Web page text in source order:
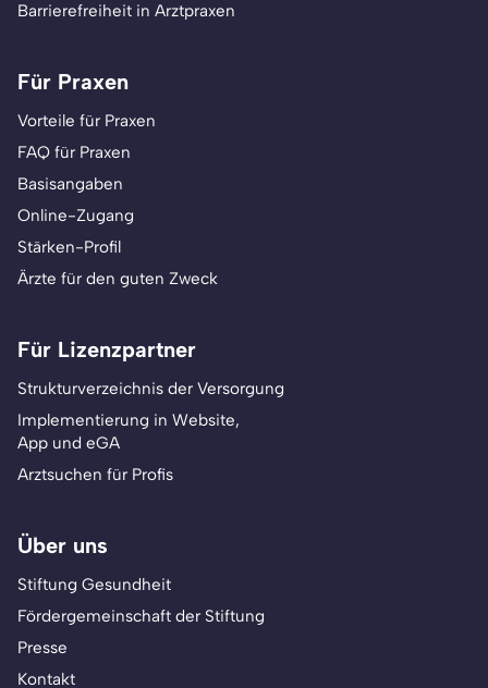
Barrierefreiheit in Arztpraxen
Für Praxen
Vorteile für Praxen
FAQ für Praxen
Basisangaben
Online-Zugang
Stärken-Profil
Ärzte für den guten Zweck
Für Lizenzpartner
Strukturverzeichnis der Versorgung
Implementierung in Website,
App und eGA
Arztsuchen für Profis
Über uns
Stiftung Gesundheit
Fördergemeinschaft der Stiftung
Presse
Kontakt